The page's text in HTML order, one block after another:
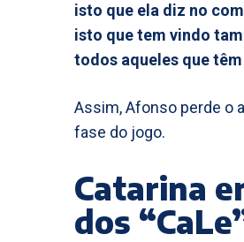
isto que ela diz no
isto que tem vindo
todos aqueles que
Assim, Afonso perde o
fase do jogo.
Catarina
dos